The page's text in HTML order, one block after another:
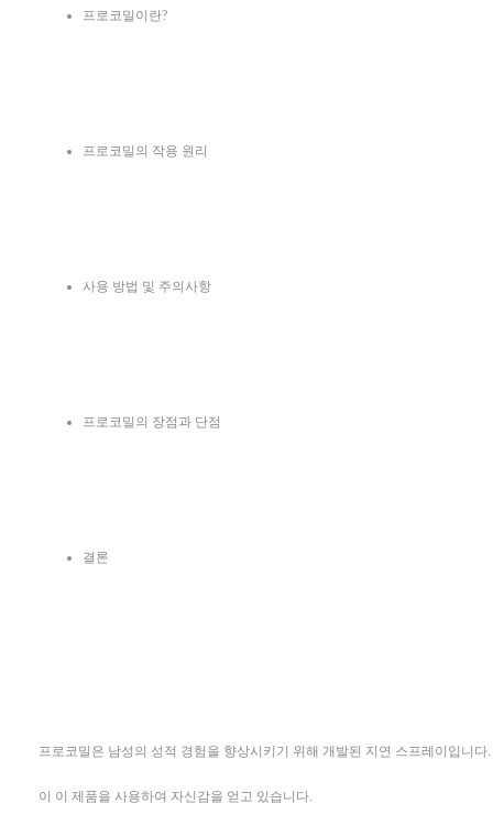
프로코밀이란?
프로코밀의 작용 원리
사용 방법 및 주의사항
프로코밀의 장점과 단점
결론
프로코밀은 남성의 성적 경험을 향상시키기 위해 개발된 지연 스프레이입니
이 이 제품을 사용하여 자신감을 얻고 있습니다.